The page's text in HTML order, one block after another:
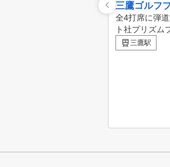
三鷹ゴルフ
全4打席に弾
ト社プリズム
ます。 1秒
トを捉える高
性コーチも在
三鷹駅